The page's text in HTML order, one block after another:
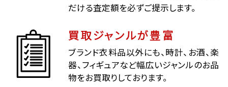
だける査定額を必ずご提示します。
買取ジャンルが豊富
ブランド衣料品以外にも、時計、お酒、楽
器、フィギュアなど幅広いジャンルのお品
物をお買取りしております。